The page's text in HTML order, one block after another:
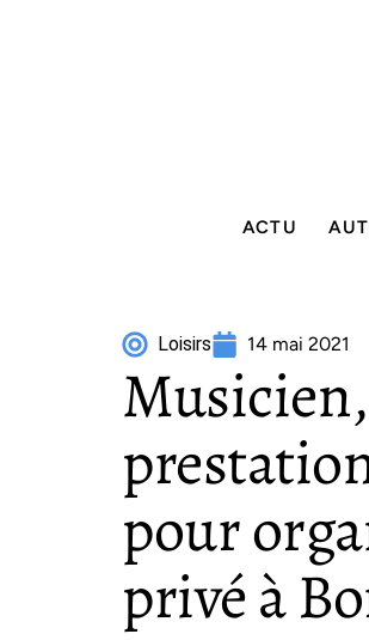
ACTU
Loisirs 14 mai 2021
pour
privé à